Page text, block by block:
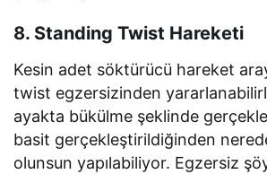
8. Standing Twist Hareketi
Kesin adet söktürücü hareket
twist egzersizinden
ayakta bükülme şeklinde
basit gerçekleştirildiğinden
olunsun yapılabiliyor. Egzersiz